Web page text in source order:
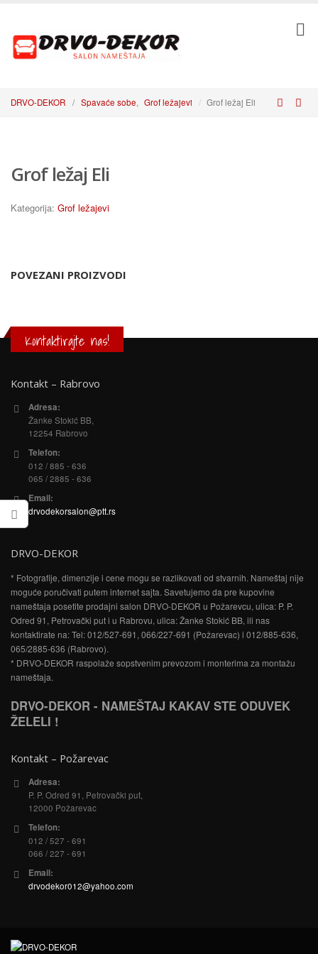
DRVO-DEKOR / Spavaće sobe, Grof ležajevi Grof ležaj Eli
Grof ležaj Eli
Kategorija: Grof ležajevi
POVEZANI PROIZVODI
Kontaktirajte nas!
Kontakt – Rabrovo
Adresa:
Žanke Stokić BB,
12254 Rabrovo
Telefon:
012 / 885 - 636
065 / 2885 - 636
Email:
drvodekorsalon@ptt.rs
DRVO-DEKOR
* Fotografije, dimenzije i cene mogu se razlikovati od stvarnih. Nameštaj nije
moguće poručivati putem internet sajta. Savetujemo da pre kupovine
nameštaja posetite prodajni salon DRVO-DEKOR u Požarevcu, ulica: P. P.
Odred 91, Petrovački put i u Rabrovu, ulica: Žanke Stokić BB, ili nas
kontaktirate na: Tel: 012/527-691, 066/227-691 (Požarevac) i 012/885-636,
065/2885-636 (Rabrovo).
* DRVO-DEKOR raspolaže sopstvenim prevozom i monterima za montažu
nameštaja.
DRVO-DEKOR - NAMEŠTAJ KAKAV STE ODUVEK
ŽELELI !
Kontakt – Požarevac
Adresa:
P. P. Odred 91, Petrovački put,
12000 Požarevac
Telefon:
012 / 527 - 691
066 / 227 - 691
Email:
drvodekor012@yahoo.com